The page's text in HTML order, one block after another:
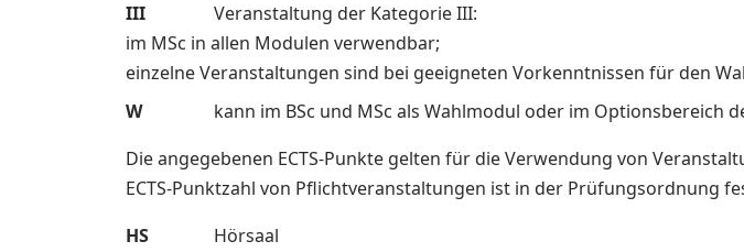
III
Veranstaltung der Kategorie III:
im MSc in allen Modulen verwendbar;
einzelne Veranstaltungen sind bei geeigneten Vorkenntnissen für den
W
kann im BSc und MSc als Wahlmodul oder im Optionsbereich
Die angegebenen ECTS-Punkte gelten für die Verwendung von
ECTS-Punktzahl von Pflichtveranstaltungen ist in der Prüfungsordnung
HS
Hörsaal